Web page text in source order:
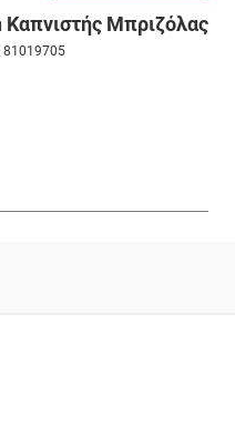
Μπριζόλας
81019705